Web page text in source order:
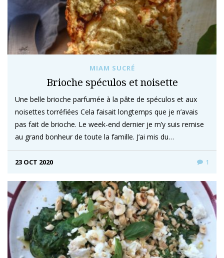
MIAM SUCRÉ
Brioche spéculos et noisette
Une belle brioche parfumée à la pâte de spéculos et aux
noisettes torréfiées Cela faisait longtemps que je n’avais
pas fait de brioche. Le week-end dernier je m’y suis remise
au grand bonheur de toute la famille. J’ai mis du…
23 OCT 2020 1